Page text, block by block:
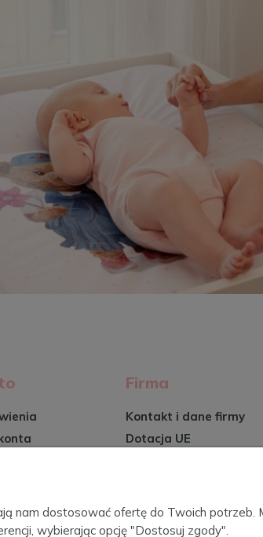
Firma
Kontakt i dane firmy
Dotacja UE
Blog
nam dostosować ofertę do Twoich
wybierając opcję "Dostosuj zgody".